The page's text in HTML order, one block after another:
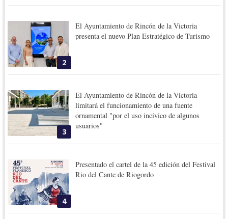
2
El Ayuntamiento de Rincón de la Victoria
presenta el nuevo Plan Estratégico de Turismo
3
El Ayuntamiento de Rincón de la Victoria
limitará el funcionamiento de una fuente
ornamental "por el uso incívico de algunos
usuarios"
4
Presentado el cartel de la 45 edición del Festival
Rio del Cante de Riogordo